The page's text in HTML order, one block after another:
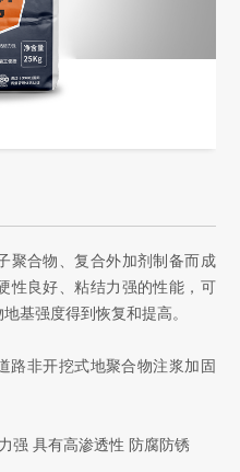
聚合物、复合外加剂制备而成
性良好、粘结力强的性能，可
基强度得到恢复和提高。
路非开挖式地聚合物注浆加固
强 具有高渗透性 防腐防锈